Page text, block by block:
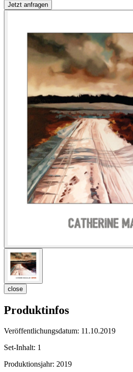
close
Produktinfos
Veröffentlichungsdatum: 11.10.2019
Set-Inhalt: 1
Produktionsjahr: 2019